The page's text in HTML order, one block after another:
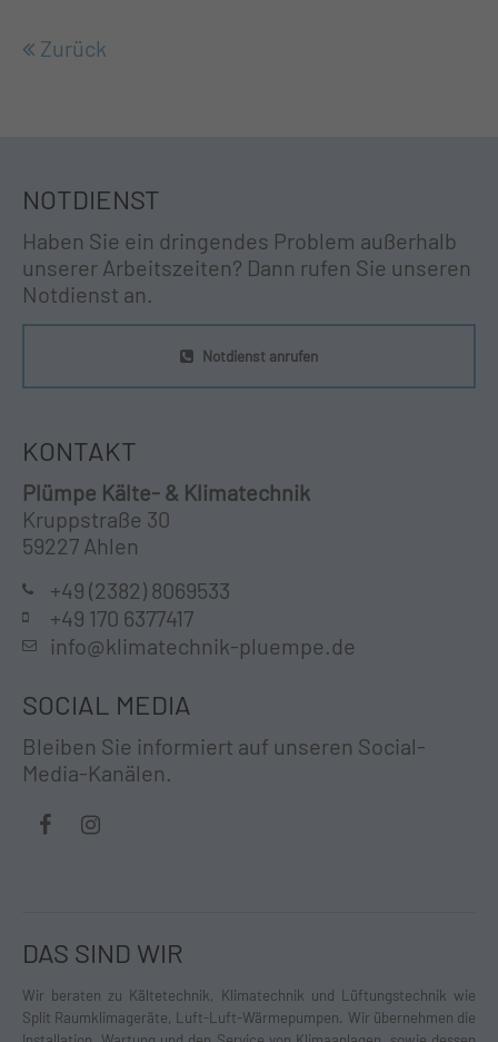
Zurück
NOTDIENST
Haben Sie ein dringendes Problem außerhalb
unserer Arbeitszeiten? Dann rufen Sie unseren
Notdienst an.
Notdienst anrufen
KONTAKT
Plümpe Kälte- & Klimatechnik
Kruppstraße 30
59227 Ahlen
+49 (2382) 8069533
+49 170 6377417
info@klimatechnik-pluempe.de
SOCIAL MEDIA
Bleiben Sie informiert auf unseren Social-
Media-Kanälen.
DAS SIND WIR
Wir beraten zu Kältetechnik, Klimatechnik und Lüftungstechnik wie
Split Raumklimageräte, Luft-Luft-Wärmepumpen. Wir übernehmen die